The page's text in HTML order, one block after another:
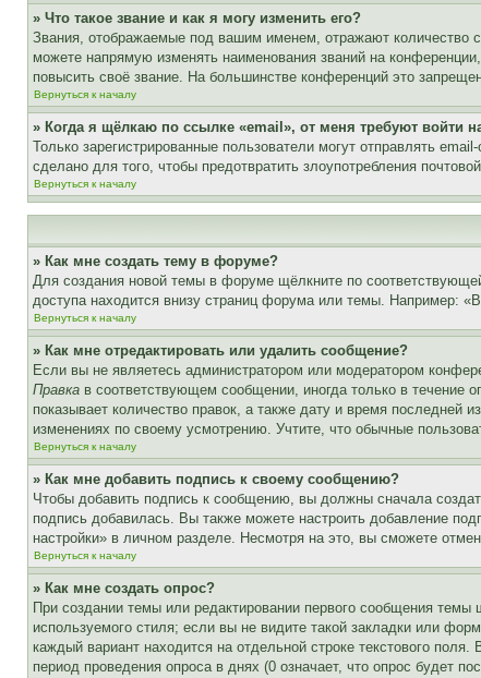
» Что такое звание и как я могу изменить его?
Звания, отображаемые под вашим именем, отражают количество
можете напрямую изменять наименования званий на
повысить своё звание. На большинстве конференций это
Вернуться к началу
» Когда я щёлкаю по ссылке «email», от меня требуют войти
Только зарегистрированные пользователи могут отправлять
сделано для того, чтобы предотвратить злоупотребления
Вернуться к началу
» Как мне создать тему в форуме?
Для создания новой темы в форуме щёлкните по
доступа находится внизу страниц форума или темы. Например:
Вернуться к началу
» Как мне отредактировать или удалить сообщение?
Если вы не являетесь администратором или модератором
Правка в соответствующем сообщении, иногда только в течение
показывает количество правок, а также дату и время последней
изменениях по своему усмотрению. Учтите, что обычные
Вернуться к началу
» Как мне добавить подпись к своему сообщению?
Чтобы добавить подпись к сообщению, вы должны сначала
подпись добавилась. Вы также можете настроить добавление
настройки» в личном разделе. Несмотря на это, вы сможете
Вернуться к началу
» Как мне создать опрос?
При создании темы или редактировании первого сообщения
используемого стиля; если вы не видите такой закладки или
каждый вариант находится на отдельной строке текстового
период проведения опроса в днях (0 означает, что опрос будет